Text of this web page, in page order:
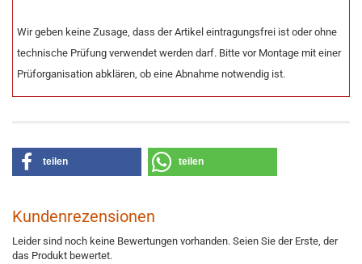
Wir geben keine Zusage, dass der Artikel eintragungsfrei ist oder ohne
technische Prüfung verwendet werden darf. Bitte vor Montage mit einer
Prüforganisation abklären, ob eine Abnahme notwendig ist.
teilen teilen
Kundenrezensionen
Leider sind noch keine Bewertungen vorhanden. Seien Sie der Erste, der
das Produkt bewertet.